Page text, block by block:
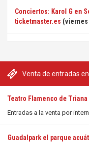
Venta de entradas
Teatro Flamenco de
Entradas a la venta por
Guadalpark el parque
Conciertos: Karol G en
ticketmaster.es (viernes